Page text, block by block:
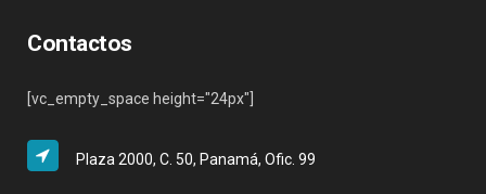
Contactos
[vc_empty_space height="24px"]
Plaza 2000, C. 50, Panamá, Ofic. 99